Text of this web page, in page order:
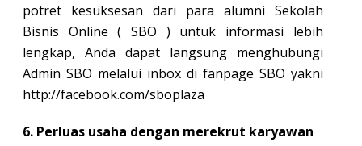
potret kesuksesan dari para alumni Sekolah
Bisnis Online ( SBO ) untuk informasi lebih
lengkap, Anda dapat langsung menghubungi
Admin SBO melalui inbox di fanpage SBO yakni
http://facebook.com/sboplaza
6. Perluas usaha dengan merekrut karyawan